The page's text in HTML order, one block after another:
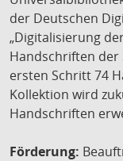
der Deutschen
„Digitalisierung
Handschriften der
ersten Schritt 74
Kollektion wird
Handschriften
Förderung: